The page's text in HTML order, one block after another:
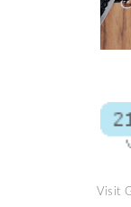
Visit